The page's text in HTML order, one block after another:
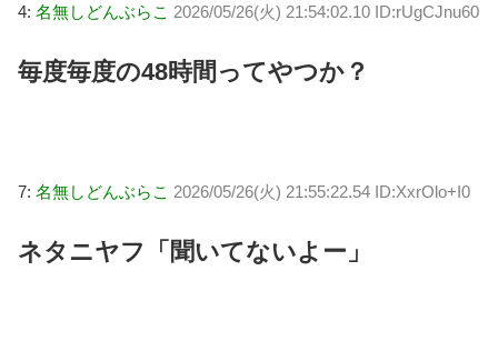
4: 名無しどんぶらこ 2026/05/26(火) 21:54:02.10 ID:rUgCJnu60
毎度毎度の48時間ってやつか？
7: 名無しどんぶらこ 2026/05/26(火) 21:55:22.54 ID:XxrOlo+I0
ネタニヤフ「聞いてないよー」